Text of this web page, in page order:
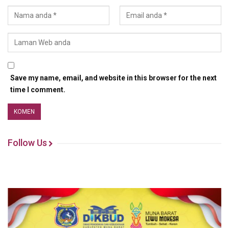
Save my name, email, and website in this browser for the next
time I comment.
Follow Us